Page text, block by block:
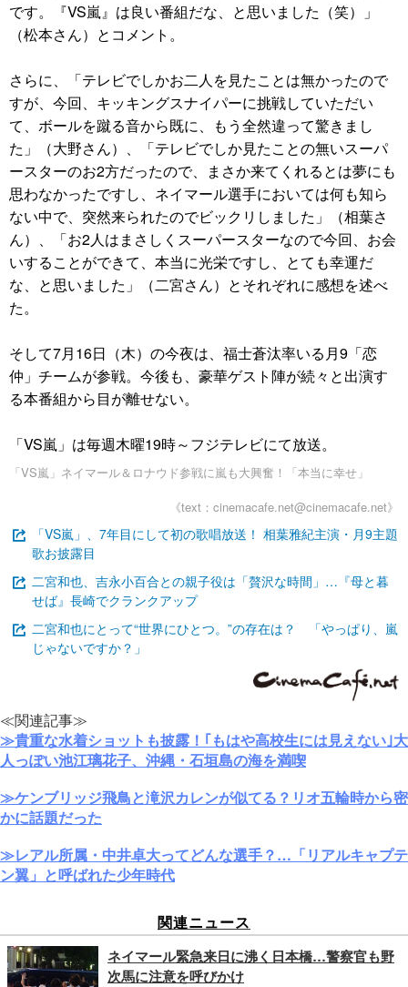
です。『VS嵐』は良い番組だな、と思いました（笑）」
（松本さん）とコメント。
さらに、「テレビでしかお二人を見たことは無かったので
すが、今回、キッキングスナイパーに挑戦していただい
て、ボールを蹴る音から既に、もう全然違って驚きまし
た」（大野さん）、「テレビでしか見たことの無いスーパ
ースターのお2方だったので、まさか来てくれるとは夢にも
思わなかったですし、ネイマール選手においては何も知ら
ない中で、突然来られたのでビックリしました」（相葉さ
ん）、「お2人はまさしくスーパースターなので今回、お会
いすることができて、本当に光栄ですし、とても幸運だ
な、と思いました」（二宮さん）とそれぞれに感想を述べ
た。
そして7月16日（木）の今夜は、福士蒼汰率いる月9「恋
仲」チームが参戦。今後も、豪華ゲスト陣が続々と出演す
る本番組から目が離せない。
「VS嵐」は毎週木曜19時～フジテレビにて放送。
「VS嵐」ネイマール＆ロナウド参戦に嵐も大興奮！「本当に幸せ」
《text：cinemacafe.net@cinemacafe.net》
「VS嵐」、7年目にして初の歌唱放送！ 相葉雅紀主演・月9主題
歌お披露目
二宮和也、吉永小百合との親子役は「贅沢な時間」…『母と暮
せば』長崎でクランクアップ
二宮和也にとって“世界にひとつ。”の存在は？ 「やっぱり、嵐
じゃないですか？」
≪関連記事≫
≫貴重な水着ショットも披露！｢もはや高校生には見えない｣大
人っぽい池江璃花子、沖縄・石垣島の海を満喫
≫ケンブリッジ飛鳥と滝沢カレンが似てる？リオ五輪時から密
かに話題だった
≫レアル所属・中井卓大ってどんな選手？…「リアルキャプテ
ン翼」と呼ばれた少年時代
関連ニュース
ネイマール緊急来日に沸く日本橋…警察官も野
次馬に注意を呼びかけ